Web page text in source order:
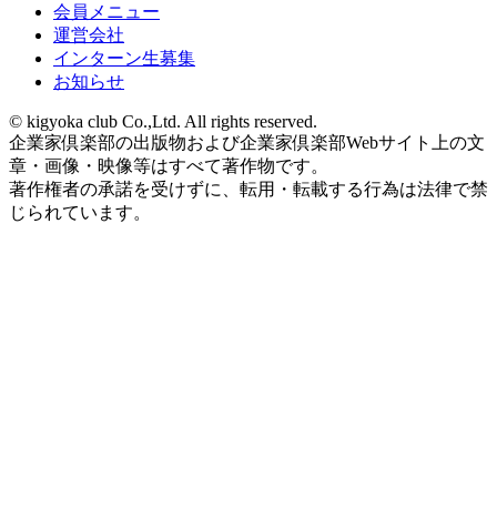
会員メニュー
運営会社
インターン生募集
お知らせ
© kigyoka club Co.,Ltd. All rights reserved.
企業家倶楽部の出版物および企業家倶楽部Webサイト上の文
章・画像・映像等はすべて著作物です。
著作権者の承諾を受けずに、転用・転載する行為は法律で禁
じられています。